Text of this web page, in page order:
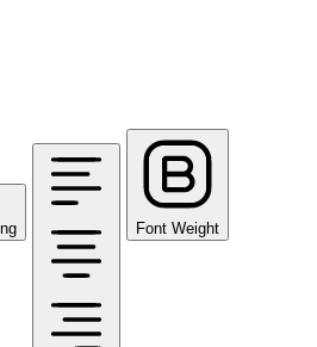
Font Weight